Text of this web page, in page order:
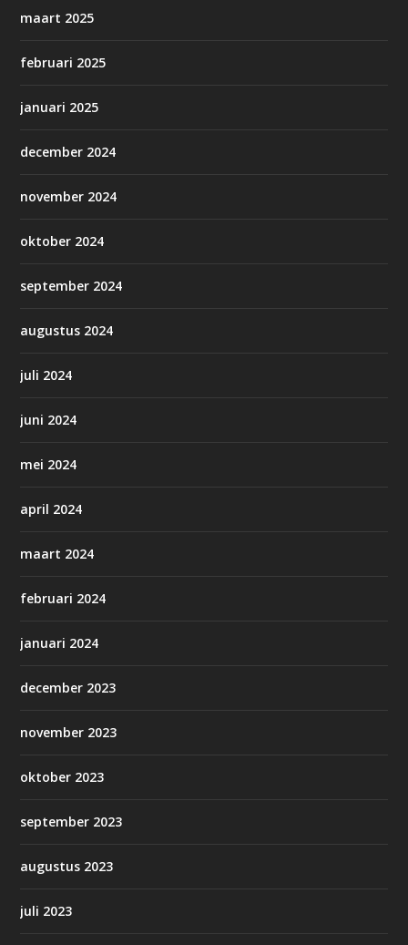
maart 2025
februari 2025
januari 2025
december 2024
november 2024
oktober 2024
september 2024
augustus 2024
juli 2024
juni 2024
mei 2024
april 2024
maart 2024
februari 2024
januari 2024
december 2023
november 2023
oktober 2023
september 2023
augustus 2023
juli 2023